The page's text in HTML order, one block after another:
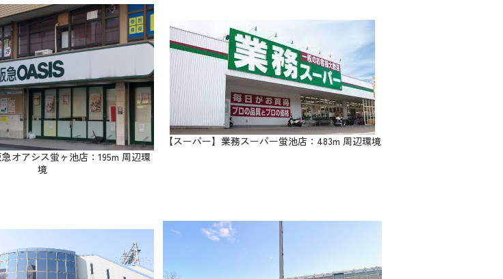
急オアシス蛍ヶ池店：195m 周辺環
境
【スーパー】業務スーパー蛍池店：483m 周辺環境